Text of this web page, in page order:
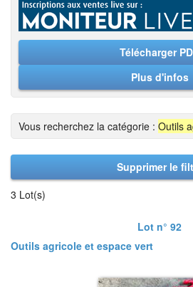
Télécharger
Plus d'infos
Vous recherchez la catégorie : Outils
Supprimer le
3 Lot(s)
Lot n° 92
Outils agricole et espace vert